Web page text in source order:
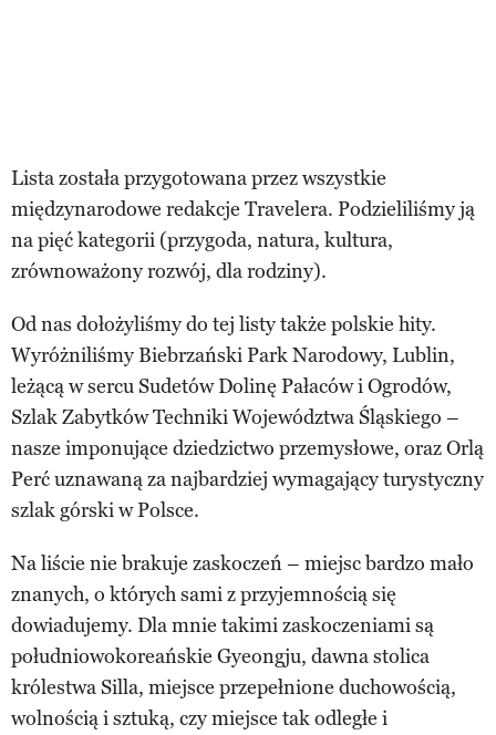
Lista została przygotowana przez wszystkie
międzynarodowe redakcje Travelera. Podzieliliśmy ją
na pięć kategorii (przygoda, natura, kultura,
zrównoważony rozwój, dla rodziny).
Od nas dołożyliśmy do tej listy także polskie hity.
Wyróżniliśmy Biebrzański Park Narodowy, Lublin,
leżącą w sercu Sudetów Dolinę Pałaców i Ogrodów,
Szlak Zabytków Techniki Województwa Śląskiego –
nasze imponujące dziedzictwo przemysłowe, oraz Orlą
Perć uznawaną za najbardziej wymagający turystyczny
szlak górski w Polsce.
Na liście nie brakuje zaskoczeń – miejsc bardzo mało
znanych, o których sami z przyjemnością się
dowiadujemy. Dla mnie takimi zaskoczeniami są
południowokoreańskie Gyeongju, dawna stolica
królestwa Silla, miejsce przepełnione duchowością,
wolnością i sztuką, czy miejsce tak odległe i